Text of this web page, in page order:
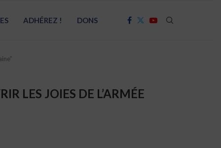
ADHÉREZ ! DONS
LES JOIES DE L’ARMÉE